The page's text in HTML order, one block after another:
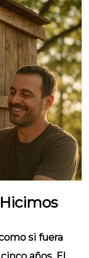
si fuera